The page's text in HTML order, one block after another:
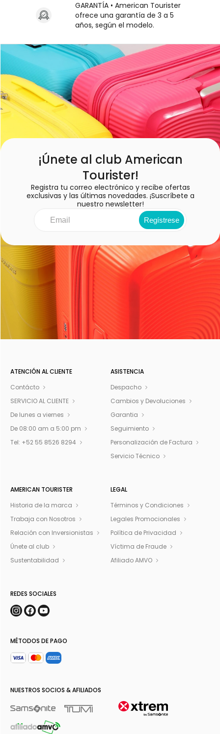
GARANTÍA • American Tourister
ofrece una garantía de 3 a 5
años, según el modelo.
¡Únete al club American
Tourister!
Registra tu correo electrónico y recibe ofertas
exclusivas y las últimas novedades. ¡Suscríbete a
nuestro newsletter!
Regístrese
ATENCIÓN AL CLIENTE
Contácto
SERVICIO AL CLIENTE
De lunes a viernes
De 08:00 am a 5:00 pm
Tel: +52 55 8526 8294
ASISTENCIA
Despacho
Cambios y Devoluciones
Garantia
Seguimiento
Personalización de Factura
Servicio Técnico
AMERICAN TOURISTER
Historia de la marca
Trabaja con Nosotros
Relación con Inversionistas
Únete al club
Sustentabilidad
LEGAL
Términos y Condiciones
Legales Promocionales
Política de Privacidad
Víctima de Fraude
Afiliado AMVO
REDES SOCIALES
MÉTODOS DE PAGO
NUESTROS SOCIOS & AFILIADOS